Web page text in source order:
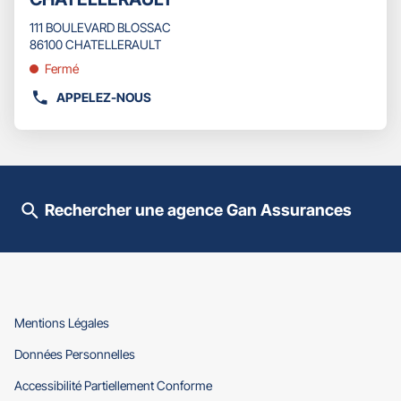
DE
VENTE
GAN
ASSURANCES
LOUDUN
-
SAMUEL
touche
ENTRÉE
pour
plus
amples
informations
vente
:111 BOULEVARD BLOSSAC
86100 CHATELLERAULT
Fermé
APPELEZ-NOUS
AFFICHER
POINT
VENTE
Rechercher une agence Gan Assurances
Mentions Légales(ouvre
une
fenêtre)
Données Personnelles(ouvre
une
Accessibilité Partiellement Conforme(ouvre